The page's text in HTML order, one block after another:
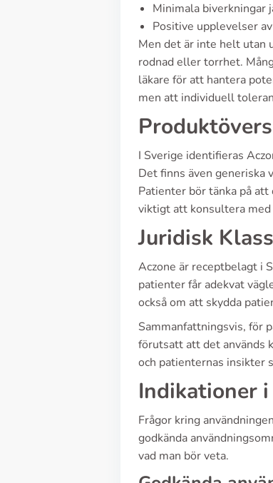
Minimala biverkningar
Positive upplevelser
Men det är inte helt utan
rodnad eller torrhet.
läkare för att hantera
men att individuell
I Sverige identifieras
Det finns även generiska
Patienter bör tänka på
viktigt att konsultera med
Juridisk
Aczone är receptbelagt i
patienter får adekvat
också om att skydda
Sammanfattningsvis, för
förutsatt att det används
och patienternas insikter
Indikationer
Frågor kring
godkända
vad man bör veta.